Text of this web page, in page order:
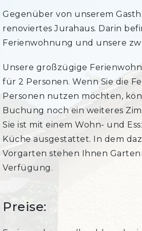
Gegenüber von unserem
renoviertes Jurahaus. Darin
Ferienwohnung und unsere
Unsere großzügige
für 2 Personen. Wenn Sie die
Personen nutzen möchten,
Buchung noch ein weiteres
Sie ist mit einem Wohn- und
Küche ausgestattet. In dem
Vorgarten stehen Ihnen
Verfügung.
Preise: